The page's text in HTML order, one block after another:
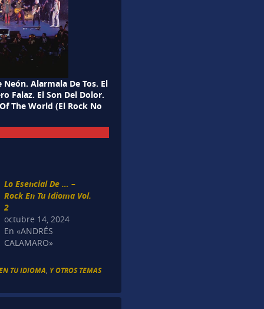
Alarmala De Tos. El
Falaz. El Son Del Dolor.
The World (El Rock No
Lo Esencial De … –
Rock En Tu Idioma Vol.
2
octubre 14, 2024
En «ANDRÉS
CALAMARO»
TU IDIOMA Y OTROS TEMAS